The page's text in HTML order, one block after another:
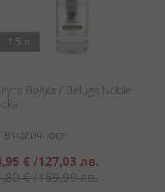
1.5 л.
Водка / Beluga Noble
В наличност
€ /127,03 лв.
€/159,99 лв.